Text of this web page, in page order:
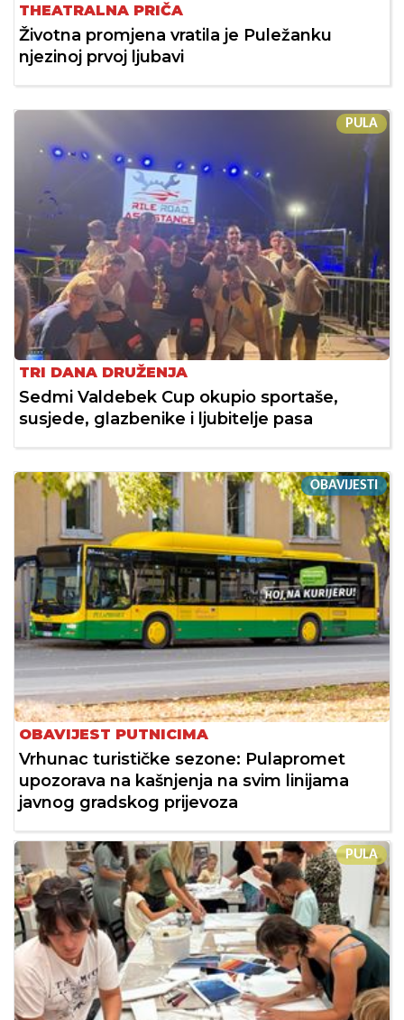
THEATRALNA PRIČA
Životna promjena vratila je Puležanku
njezinoj prvoj ljubavi
PULA
TRI DANA DRUŽENJA
Sedmi Valdebek Cup okupio sportaše,
susjede, glazbenike i ljubitelje pasa
OBAVIJESTI
OBAVIJEST PUTNICIMA
Vrhunac turističke sezone: Pulapromet
upozorava na kašnjenja na svim linijama
javnog gradskog prijevoza
PULA